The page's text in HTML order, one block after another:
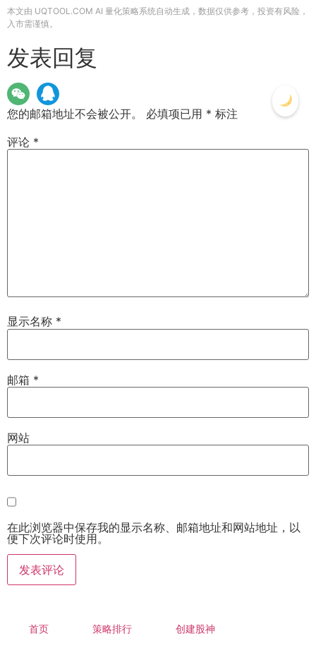
本文由 UQTOOL.COM AI 量化策略系统自动生成，数据仅供参考，投资有风险，
入市需谨慎。
发表回复
您的邮箱地址不会被公开。 必填项已用 * 标注
评论 *
显示名称 *
邮箱 *
网站
在此浏览器中保存我的显示名称、邮箱地址和网站地址，以
便下次评论时使用。
首页 策略排行 创建股神